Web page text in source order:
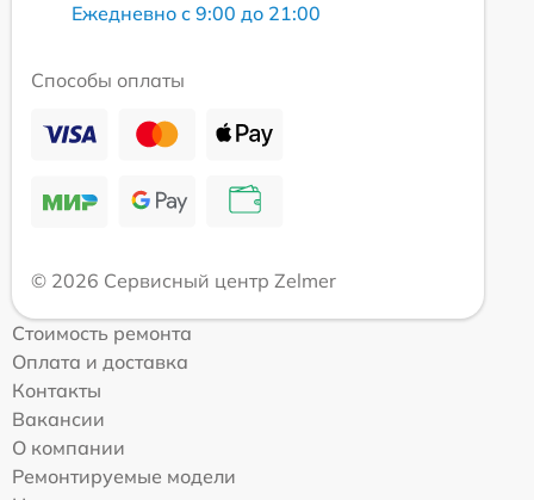
Ежедневно с 9:00 до 21:00
Способы оплаты
© 2026 Сервисный центр Zelmer
Стоимость ремонта
Оплата и доставка
Контакты
Вакансии
О компании
Ремонтируемые модели